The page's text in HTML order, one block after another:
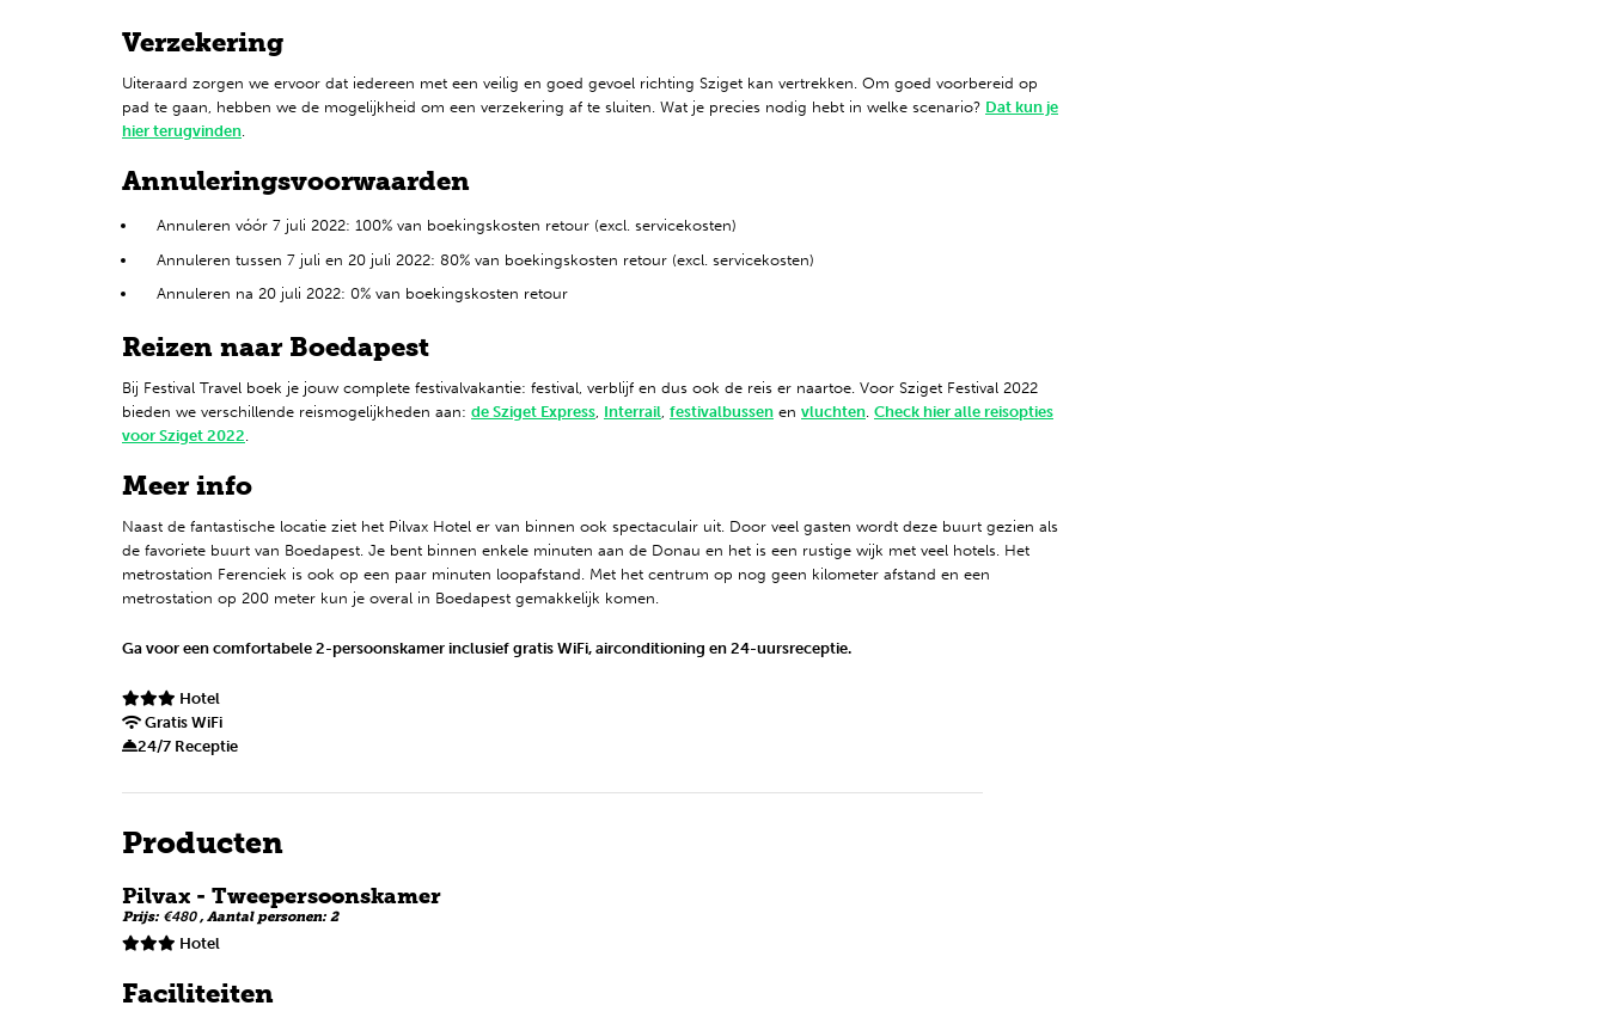
Verzekering
Uiteraard zorgen we ervoor dat iedereen met een veilig en goed gevoel richting Sziget kan vertrekken. Om goed voorbereid op
pad te gaan, hebben we de mogelijkheid om een verzekering af te sluiten. Wat je precies nodig hebt in welke scenario? Dat kun je
hier terugvinden
Annuleringsvoorwaarden
Annuleren vóór 7 juli 2022: 100% van boekingskosten retour (excl. servicekosten)
Annuleren tussen 7 juli en 20 juli 2022: 80% van boekingskosten retour (excl. servicekosten)
Annuleren na 20 juli 2022: 0% van boekingskosten retour
Reizen naar Boedapest
Bij Festival Travel boek je jouw complete festivalvakantie: festival, verblijf en dus ook de reis er naartoe. Voor Sziget Festival 2022
bieden we verschillende reismogelijkheden aan: de Sziget Express Interrail festivalbussen en vluchten Check hier alle reisopties
voor Sziget 2022
Meer info
Naast de fantastische locatie ziet het Pilvax Hotel er van binnen ook spectaculair uit. Door veel gasten wordt deze buurt gezien als
de favoriete buurt van Boedapest. Je bent binnen enkele minuten aan de Donau en het is een rustige wijk met veel hotels. Het
metrostation Ferenciek is ook op een paar minuten loopafstand. Met het centrum op nog geen kilometer afstand en een
metrostation op 200 meter kun je overal in Boedapest gemakkelijk komen.
Ga voor een comfortabele 2-persoonskamer inclusief gratis WiFi, airconditioning en 24-uursreceptie.
Hotel
Gratis WiFi
24/7 Receptie
Producten
Pilvax - Tweepersoonskamer
Prijs: €480, Aantal personen: 2
Hotel
Faciliteiten